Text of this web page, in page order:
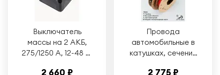
Выключатель
массы на 2 АКБ,
275/1250 А, 12-48 В,
2 660 ₽
Провода
автомобильные в
катушках, сечение
2 775 ₽